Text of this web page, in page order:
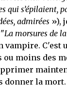
qui s’épilaient,
admirées »),
La morsures de
vampire.
moins des
donner la